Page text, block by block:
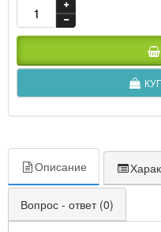
Описание
Вопрос - ответ (0)